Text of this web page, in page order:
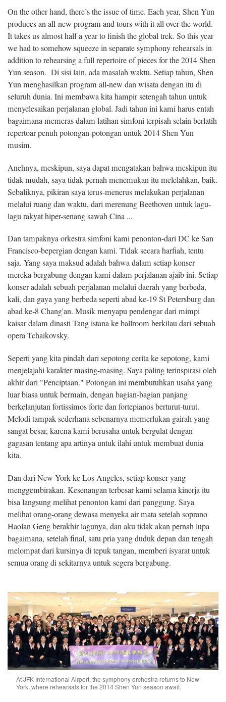
On the other hand, there’s the issue of time. Each year, Shen Yun
produces an all-new program and tours with it all over the world.
It takes us almost half a year to finish the global trek. So this year
we had to somehow squeeze in separate symphony rehearsals in
addition to rehearsing a full repertoire of pieces for the 2014 Shen
Yun season. Di sisi lain, ada masalah waktu. Setiap tahun, Shen
Yun menghasilkan program all-new dan wisata dengan itu di
seluruh dunia. Ini membawa kita hampir setengah tahun untuk
menyelesaikan perjalanan global. Jadi tahun ini kami harus entah
bagaimana memeras dalam latihan simfoni terpisah selain berlatih
repertoar penuh potongan-potongan untuk 2014 Shen Yun
musim.
Anehnya, meskipun, saya dapat mengatakan bahwa meskipun itu
tidak mudah, saya tidak pernah menemukan itu melelahkan, baik.
Sebaliknya, pikiran saya terus-menerus melakukan perjalanan
melalui ruang dan waktu, dari merenung Beethoven untuk lagu-
lagu rakyat hiper-senang sawah Cina ...
Dan tampaknya orkestra simfoni kami penonton-dari DC ke San
Francisco-bepergian dengan kami. Tidak secara harfiah, tentu
saja. Yang saya maksud adalah bahwa dalam setiap konser
mereka bergabung dengan kami dalam perjalanan ajaib ini. Setiap
konser adalah sebuah perjalanan melalui daerah yang berbeda,
kali, dan gaya yang berbeda seperti abad ke-19 St Petersburg dan
abad ke-8 Chang'an. Musik menyapu pendengar dari mimpi
kaisar dalam dinasti Tang istana ke ballroom berkilau dari sebuah
opera Tchaikovsky.
Seperti yang kita pindah dari sepotong cerita ke sepotong, kami
menjelajahi karakter masing-masing. Saya paling terinspirasi oleh
akhir dari "Penciptaan." Potongan ini membutuhkan usaha yang
luar biasa untuk bermain, dengan bagian-bagian panjang
berkelanjutan fortissimos forte dan fortepianos berturut-turut.
Melodi tampak sederhana sebenarnya memerlukan gairah yang
sangat besar, karena kami berusaha untuk bergulat dengan
gagasan tentang apa artinya untuk ilahi untuk membuat dunia
kita.
Dan dari New York ke Los Angeles, setiap konser yang
menggembirakan. Kesenangan terbesar kami selama kinerja itu
bisa langsung melihat penonton kami dari panggung. Saya
melihat orang-orang dewasa menyeka air mata setelah soprano
Haolan Geng berakhir lagunya, dan aku tidak akan pernah lupa
bagaimana, setelah final, satu pria yang duduk depan dan tengah
melompat dari kursinya di tepuk tangan, memberi isyarat untuk
semua orang di sekitarnya untuk segera bergabung.
At JFK International Airport, the symphony orchestra returns to New
York, where rehearsals for the 2014 Shen Yun season await.